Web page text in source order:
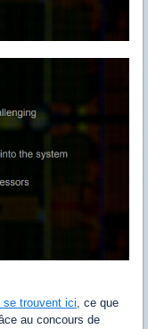
se trouvent ici, ce que
au concours de